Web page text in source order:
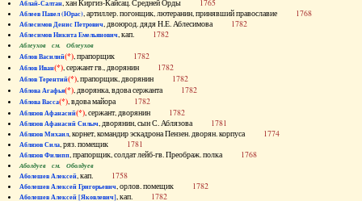
Аблай-Салтан, хан Киргиз-Кайсац. Средней Орды 1765
Аблеев Павел (Юрас), артиллер. погонщик, лютеранин, принявший православие 1768
Аблесимов Денис Петрович, двоюрод. дядя Н.Е. Аблесимова 1782
Аблесимов Никита Емельянович, кап. 1782
Аблеухов см. Облеухов
Аблов Василий(*), прапорщик 1782
Аблов Иван(*), сержант гв., дворянин 1782
Аблов Терентий(*), прапорщик, дворянин 1782
Аблова Агафья(*), дворянка, вдова сержанта 1782
Аблова Васса(*), вдова майора 1782
Аблязов Афанасий(*), сержант, дворянин 1782
Аблязов Афанасий Силыч, дворянин, сын С. Аблязова 1781
Аблязов Михаил, корнет, командир эскадрона Пензен. дворян. корпуса 1774
Аблязов Сила, ряз. помещик 1781
Аблязов Филипп, прапорщик, солдат лейб-гв. Преображ. полка 1768
Аболдуев см. Оболдуев
Аболешев Алексей, кап. 1758
Аболешев Алексей Григорьевич, орлов. помещик 1782
Аболешев Алексей [Яковлевич], кап. 1782